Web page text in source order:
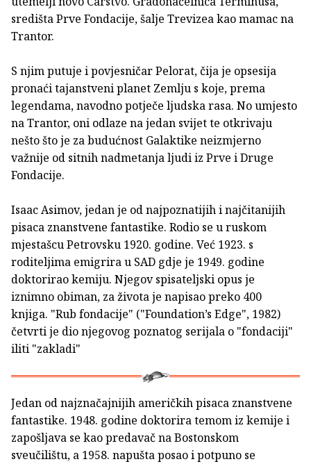
središta Prve Fondacije, šalje Trevizea kao mamac na
Trantor.
S njim putuje i povjesničar Pelorat, čija je opsesija
pronaći tajanstveni planet Zemlju s koje, prema
legendama, navodno potječe ljudska rasa. No umjesto
na Trantor, oni odlaze na jedan svijet te otkrivaju
nešto što je za budućnost Galaktike neizmjerno
važnije od sitnih nadmetanja ljudi iz Prve i Druge
Fondacije.
Isaac Asimov, jedan je od najpoznatijih i najčitanijih
pisaca znanstvene fantastike. Rodio se u ruskom
mjestašcu Petrovsku 1920. godine. Već 1923. s
roditeljima emigrira u SAD gdje je 1949. godine
doktorirao kemiju. Njegov spisateljski opus je
iznimno obiman, za života je napisao preko 400
knjiga. "Rub fondacije" ("Foundation’s Edge", 1982)
četvrti je dio njegovog poznatog serijala o "fondaciji"
iliti "zakladi"
Jedan od najznačajnijih američkih pisaca znanstvene
fantastike. 1948. godine doktorira temom iz kemije i
zapošljava se kao predavač na Bostonskom
sveučilištu, a 1958. napušta posao i potpuno se